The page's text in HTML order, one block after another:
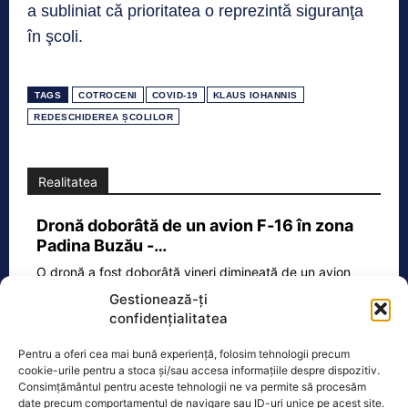
Gestionează-ți
confidențialitatea
Pentru a oferi cea mai bună experiență, folosim tehnologii precum
cookie-urile pentru a stoca și/sau accesa informațiile despre dispozitiv.
Consimțământul pentru aceste tehnologii ne va permite să procesăm
date precum comportamentul de navigare sau ID-uri unice pe acest site.
a subliniat că prioritatea o reprezintă siguranţa
în şcoli.
TAGS COTROCENI COVID-19 KLAUS IOHANNIS
REDESCHIDEREA ȘCOLILOR
Realitatea
Dronă doborâtă de un avion F‑16 în zona
Padina Buzău -…
O dronă a fost doborâtă vineri dimineață de un avion
F‑16 al Forțelor Aeriene Române, în zona Padina, în
Ecopolitic